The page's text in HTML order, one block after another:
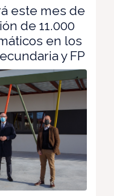
este mes de
de 11.000
en los
y FP